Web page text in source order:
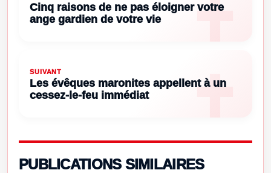
Cinq raisons de ne pas éloigner votre
ange gardien de votre vie
SUIVANT
Les évêques maronites appellent à un
cessez-le-feu immédiat
PUBLICATIONS SIMILAIRES